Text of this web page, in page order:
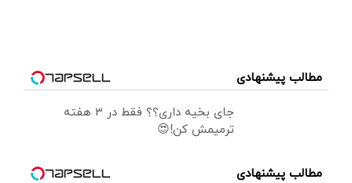
مطالب پیشنهادی
جای بخیه داری؟؟ فقط در 3 هفته
ترمیمش کن!😍
مطالب پیشنهادی